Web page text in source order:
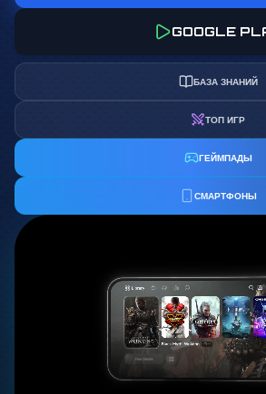
GOOGLE
БАЗА ЗНАНИЙ
ТОП ИГР
ГЕЙМПАДЫ
СМАРТФОНЫ